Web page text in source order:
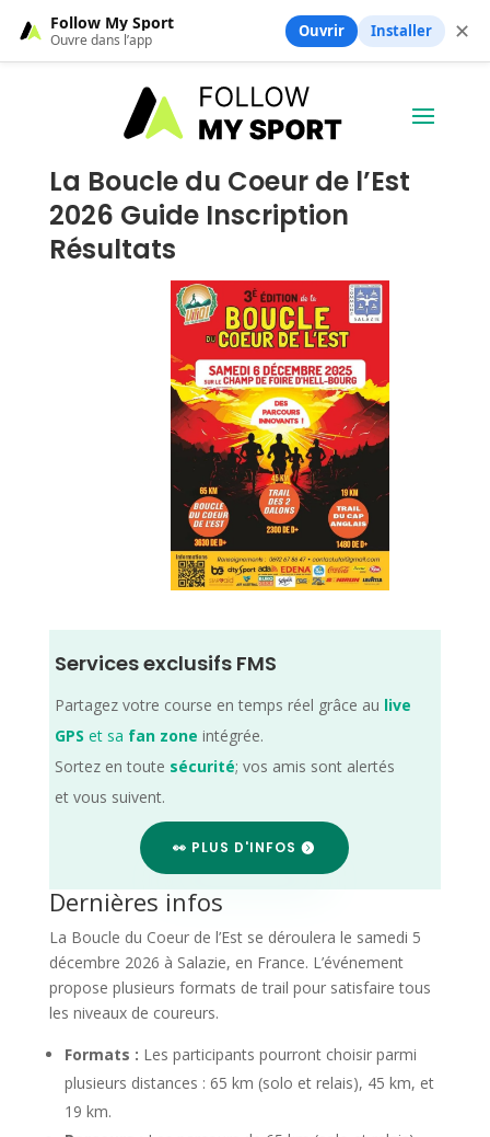
La Boucle du Coeur de l’Est
2026 Guide Inscription
Résultats
Services exclusifs FMS
Partagez votre course en temps réel grâce au live
GPS et sa fan zone intégrée.
Sortez en toute sécurité; vos amis sont alertés
et vous suivent.
👀 PLUS D'INFOS
Dernières infos
La Boucle du Coeur de l’Est se déroulera le samedi 5
décembre 2026 à Salazie, en France. L’événement
propose plusieurs formats de trail pour satisfaire tous
les niveaux de coureurs.
Formats : Les participants pourront choisir parmi
plusieurs distances : 65 km (solo et relais), 45 km, et
19 km.
Follow My Sport
Ouvre dans l’app Ouvrir Installer ✕